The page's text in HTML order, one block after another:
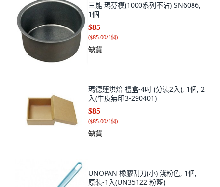
三能 瑪芬模(1000系列不沾) SN6086,
1個
$85
($85.00/1個)
缺貨
瑪德蓮烘焙 禮盒-4吋 (分裝2入), 1個, 2
入(牛皮無印3-290401)
$85
($85.00/1個)
缺貨
UNOPAN 橡膠刮刀(小) 淺粉色, 1個,
原裝-1入(UN35122 粉藍)